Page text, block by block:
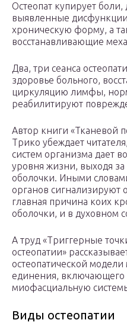
Остеопат купирует боли,
выявленные
хроническую форму, а
восстанавливающие
Два, три сеанса
здоровье больного,
циркуляцию лимфы,
реабилитируют
Автор книги «Тканевой
Трико убеждает
систем организма дает
уровня жизни, выходя
оболочки. Иными
органов сигнализируют
главная причина коих
оболочки, и в духовном
А труд «Триггерные
остеопатии»
остеопатической
единения,
миофасциальную
Виды остеопатии